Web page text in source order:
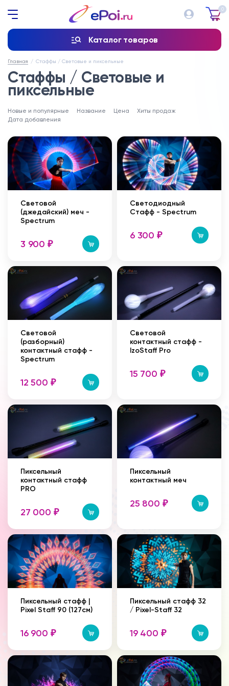
0
Каталог товаров
Главная Стаффы / Световые и пиксельные
Стаффы / Световые и
пиксельные
Новые и популярные Название Цена
Хиты продаж
Дата добавления
Световой
(джедайский) меч -
Spectrum
3 900 ₽
Светодиодный
Стафф - Spectrum
6 300 ₽
Cветовой
(разборный)
контактный стафф -
Spectrum
12 500 ₽
Световой
контактный стафф -
IzoStaff Pro
15 700 ₽
Пиксельный
контактный стафф
PRO
27 000 ₽
Пиксельный
контактный меч
25 800 ₽
Пиксельный стафф |
Pixel Staff 90 (127см)
16 900 ₽
Пиксельный стафф 32
/ Pixel-Staff 32
19 400 ₽